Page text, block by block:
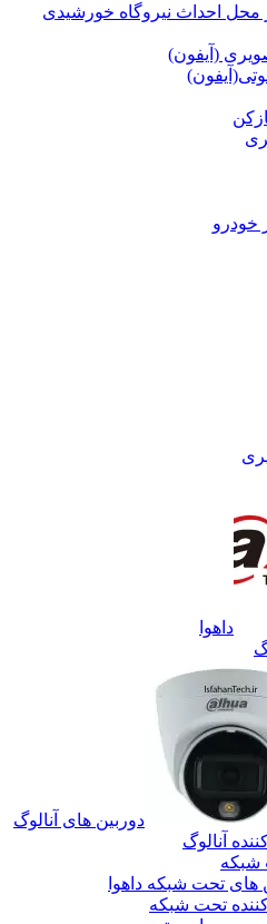
محل احداث نیروگاه خورشیدی
(آیفون)
خودرو
داهوا
دوربین های آنالوگ
آنالوگ
شبکه
های تحت شبکه داهوا
تحت شبکه